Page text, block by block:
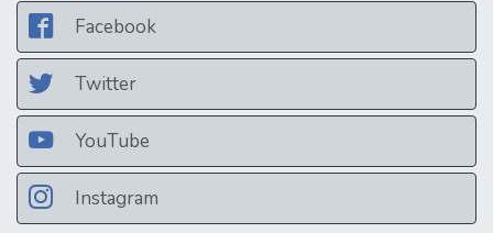
Facebook
Twitter
YouTube
Instagram